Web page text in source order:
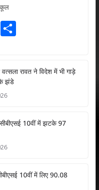
S
e
वत्सला रावत ने विदेश में भी गाड़े
के झंडे
10वीं में झटके 97
10वीं में लिए 90.08